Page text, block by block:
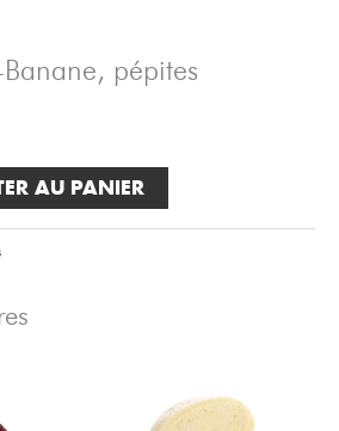
pépites
AU PANIER